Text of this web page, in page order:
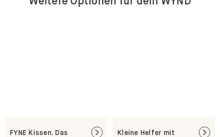
FYNE Kissen. Das
Kleine Helfer mit